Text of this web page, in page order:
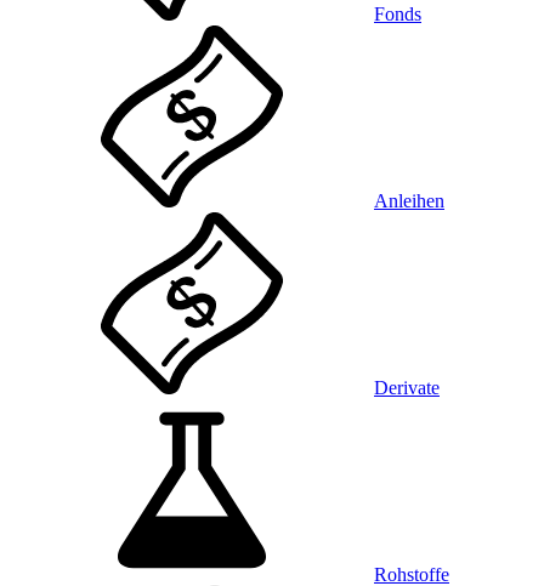
Fonds
Anleihen
Derivate
Rohstoffe